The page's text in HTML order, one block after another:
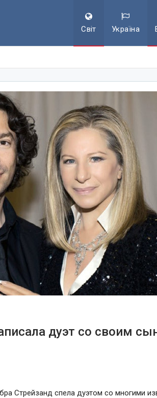
Світ Україна
дуэт со своим
Стрейзанд спела дуэтом со многими